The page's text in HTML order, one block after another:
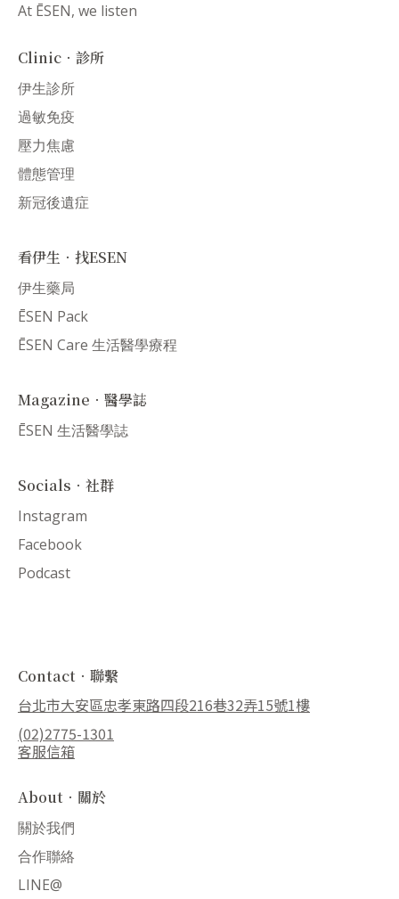
At ĒSEN, we listen
Clinic．診所
伊生診所
過敏免疫
壓力焦慮
體態管理
新冠後遺症
看伊生．找ESEN
伊生藥局
ĒSEN Pack
ĒSEN Care 生活醫學療程
Magazine．醫學誌
ĒSEN 生活醫學誌
Socials．社群
Instagram
Facebook
Podcast
Contact．聯繫
台北市大安區忠孝東路四段216巷32弄15號1樓
(02)2775-1301
客服信箱
About．關於
關於我們
合作聯絡
LINE@